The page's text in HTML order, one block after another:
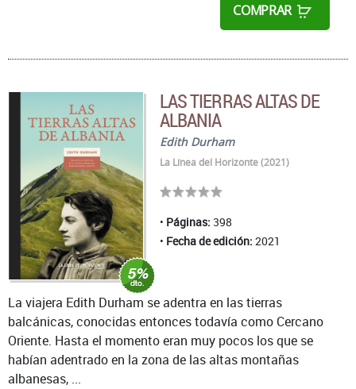
COMPRAR
LAS TIERRAS ALTAS DE
ALBANIA
Edith Durham
La Línea del Horizonte (2021)
Páginas: 398
Fecha de edición: 2021
La viajera Edith Durham se adentra en las tierras
balcánicas, conocidas entonces todavía como Cercano
Oriente. Hasta el momento eran muy pocos los que se
habían adentrado en la zona de las altas montañas
albanesas, ...